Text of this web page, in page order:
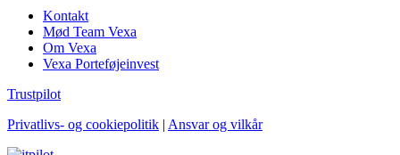
Kontakt
Mød Team Vexa
Om Vexa
Vexa Porteføjeinvest
Trustpilot
Privatlivs- og cookiepolitik | Ansvar og vilkår